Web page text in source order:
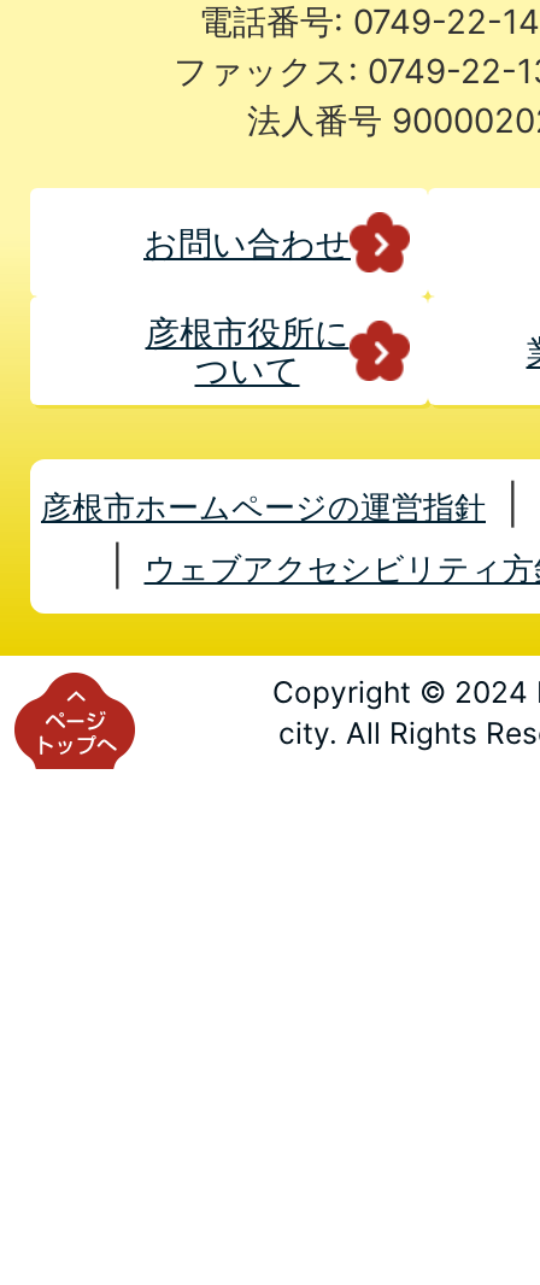
電話番号: 0749-22-
ファックス: 0749-22-
法人番号
お問い合わせ
彦根市役所に
ついて
彦根市ホームページの運営指針
ウェブアクセシビリティ方
Copyright © 2024
city. All Rights